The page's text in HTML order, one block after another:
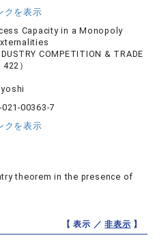
クを表示
Capacity in a Monopoly
COMPETITION & TRADE
）
00363-7
クを表示
theorem in the presence of
【 表示 ／非表示 】